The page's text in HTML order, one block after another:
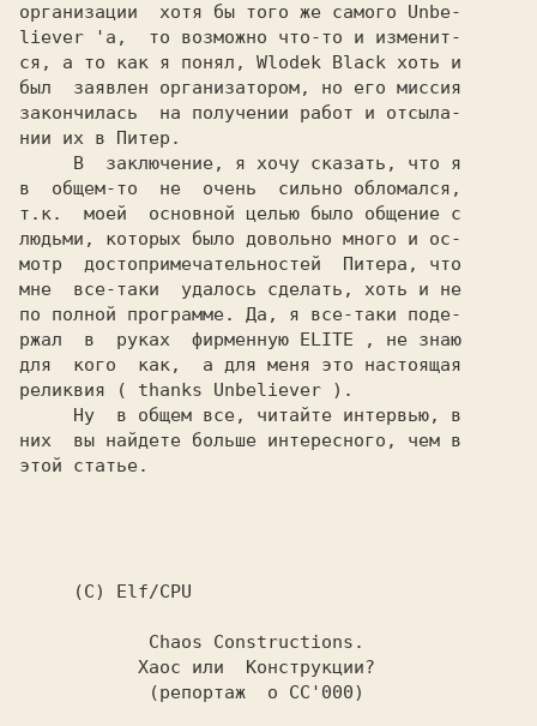
организации  хотя бы того же самого Unbe-
liever
'a,  то возможно что-то и изменит-
ся, а то как я понял, Wlodek Black хоть и
был  заявлен организатором, но его миссия
закончилась  на получении работ и отсыла-
нии их в Питер.
в  общем-то  не  очень  сильно обломался,
т.к.  моей  основной целью было общение с
людьми, которых было довольно много и ос-
мотр  достопримечательностей  Питера, что
мне  все-таки  удалось сделать, хоть и не
по полной программе. Да, я все-таки поде-
ржал  в  руках  фирменную ELITE
, не знаю
для  кого  как,  а для меня это настоящая
реликвия ( thanks Unbeliever
).
них  вы найдете больше интересного, чем в
этой статье.
(C) Elf/CPU
       Chaos Constructions.